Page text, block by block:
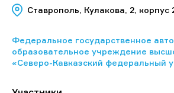
Ставрополь, Кулакова, 2, корпус
Федеральное государственное
образовательное учреждение
«Северо-Кавказский федеральный